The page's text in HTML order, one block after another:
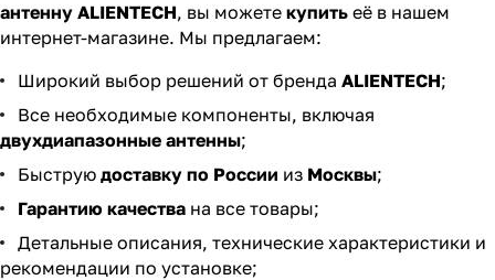
антенну ALIENTECH, вы можете купить её в нашем
интернет-магазине. Мы предлагаем:
Широкий выбор решений от бренда ALIENTECH;
Все необходимые компоненты, включая
двухдиапазонные антенны;
Быструю доставку по России из Москвы;
Гарантию качества на все товары;
Детальные описания, технические характеристики и
рекомендации по установке;